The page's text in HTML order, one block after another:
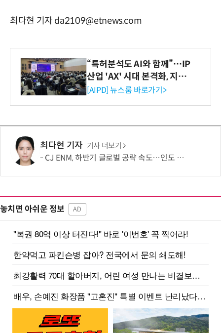
최다현 기자 da2109@etnews.com
“특허분석도 AI와 함께”…IP
산업 'AX' 시대 본격화, 지식
재산처 1호 AI IP데이터분석
[AIPD] 뉴스룸 바로가기>
최다현 기자 기사 더보기
CJ ENM, 하반기 글로벌 공략 속도…인도 등 신규 시장 개척
놓치면 아쉬운 정보 AD